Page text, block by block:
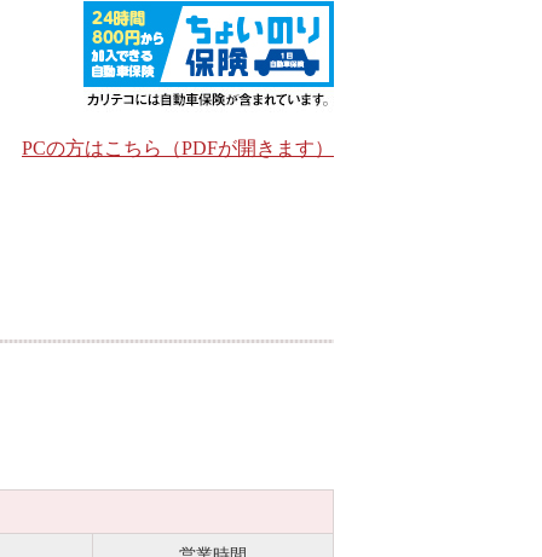
PCの方はこちら（PDFが開きます）